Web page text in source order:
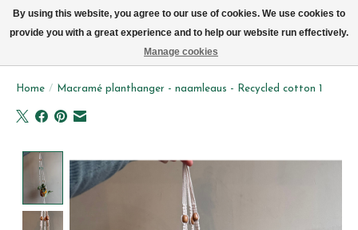
Home / Macramé planthanger - naamleaus - Recycled cotton 1
Product image slideshow Items
By using this website, you agree to our use of cookies. We use cookies to
provide you with a great experience and to help our website run effectively.
Manage cookies